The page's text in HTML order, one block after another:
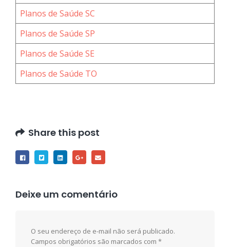
Planos de Saúde SC
Planos de Saúde SP
Planos de Saúde SE
Planos de Saúde TO
Share this post
Deixe um comentário
O seu endereço de e-mail não será publicado.
Campos obrigatórios são marcados com *